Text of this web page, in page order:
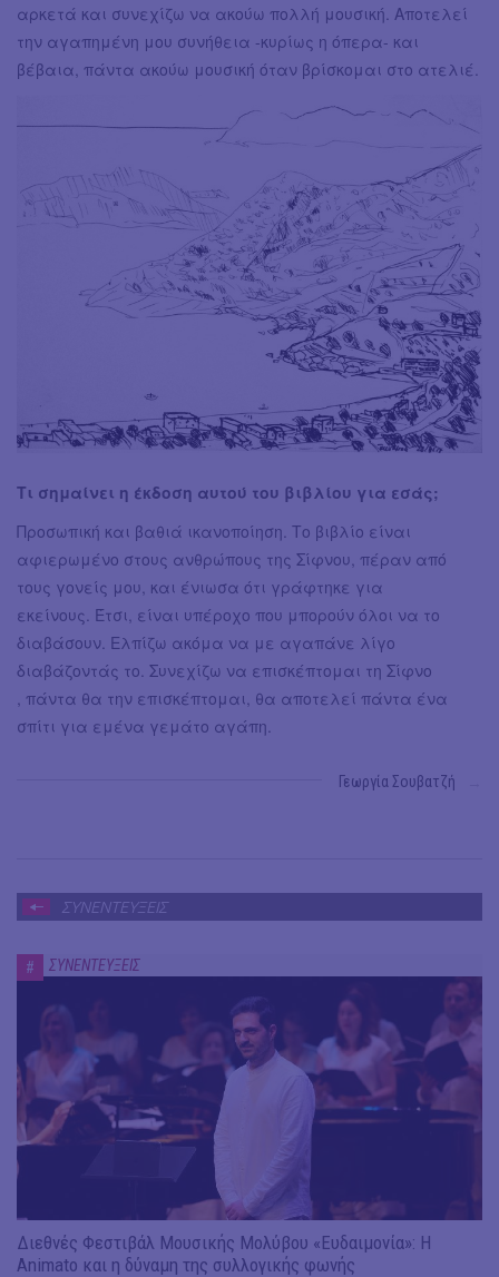
αρκετά και συνεχίζω να ακούω πολλή μουσική. Αποτελεί
την αγαπημένη μου συνήθεια -κυρίως η όπερα- και
βέβαια, πάντα ακούω μουσική όταν βρίσκομαι στο ατελιέ.
Τι σημαίνει η έκδοση αυτού του βιβλίου για εσάς;
Προσωπική και βαθιά ικανοποίηση. Το βιβλίο είναι
αφιερωμένο στους ανθρώπους της Σίφνου, πέραν από
τους γονείς μου, και ένιωσα ότι γράφτηκε για
εκείνους. Έτσι, είναι υπέροχο που μπορούν όλοι να το
διαβάσουν. Ελπίζω ακόμα να με αγαπάνε λίγο
διαβάζοντάς το. Συνεχίζω να επισκέπτομαι τη Σίφνο
, πάντα θα την επισκέπτομαι, θα αποτελεί πάντα ένα
σπίτι για εμένα γεμάτο αγάπη.
Γεωργία Σουβατζή
ΣΥΝΕΝΤΕΥΞΕΙΣ
# ΣΥΝΕΝΤΕΥΞΕΙΣ
Διεθνές Φεστιβάλ Μουσικής Μολύβου «Ευδαιμονία»: Η
Animato και η δύναμη της συλλογικής φωνής